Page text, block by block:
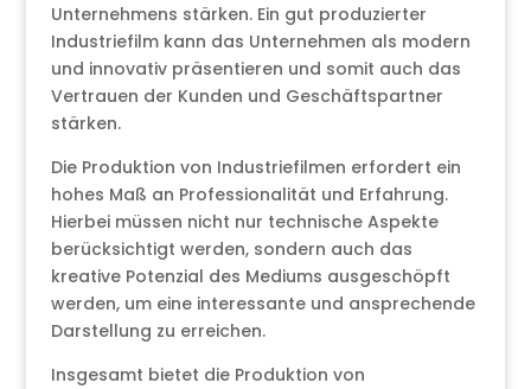
Unternehmens stärken. Ein gut produzierter
Industriefilm kann das Unternehmen als modern
und innovativ präsentieren und somit auch das
Vertrauen der Kunden und Geschäftspartner
stärken.
Die Produktion von Industriefilmen erfordert ein
hohes Maß an Professionalität und Erfahrung.
Hierbei müssen nicht nur technische Aspekte
berücksichtigt werden, sondern auch das
kreative Potenzial des Mediums ausgeschöpft
werden, um eine interessante und ansprechende
Darstellung zu erreichen.
Insgesamt bietet die Produktion von